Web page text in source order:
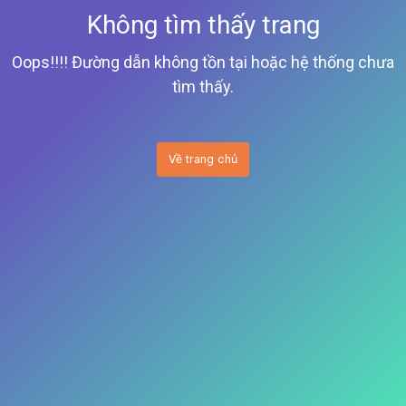
Không tìm thấy trang
Oops!!!! Đường dẫn không tồn tại hoặc hệ thống chưa
tìm thấy.
Về trang chủ